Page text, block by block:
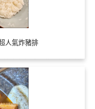
人氣炸豬排